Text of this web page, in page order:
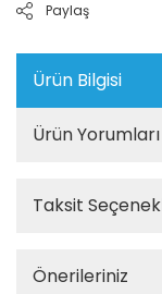
Paylaş
Ürün Bilgisi
Ürün Yorumları
Taksit
Önerileriniz